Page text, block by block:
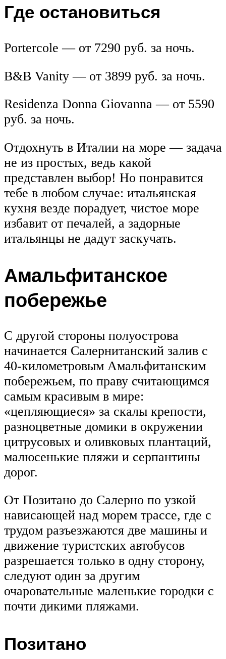
Где остановиться
Portercole — от 7290 руб. за ночь.
B&B Vanity — от 3899 руб. за ночь.
Residenza Donna Giovanna — от 5590
руб. за ночь.
Отдохнуть в Италии на море — задача
не из простых, ведь какой
представлен выбор! Но понравится
тебе в любом случае: итальянская
кухня везде порадует, чистое море
избавит от печалей, а задорные
итальянцы не дадут заскучать.
Амальфитанское
побережье
С другой стороны полуострова
начинается Салернитанский залив с
40-километровым Амальфитанским
побережьем, по праву считающимся
самым красивым в мире:
«цепляющиеся» за скалы крепости,
разноцветные домики в окружении
цитрусовых и оливковых плантаций,
малюсенькие пляжи и серпантины
дорог.
От Позитано до Салерно по узкой
нависающей над морем трассе, где с
трудом разъезжаются две машины и
движение туристских автобусов
разрешается только в одну сторону,
следуют один за другим
очаровательные маленькие городки с
почти дикими пляжами.
Позитано